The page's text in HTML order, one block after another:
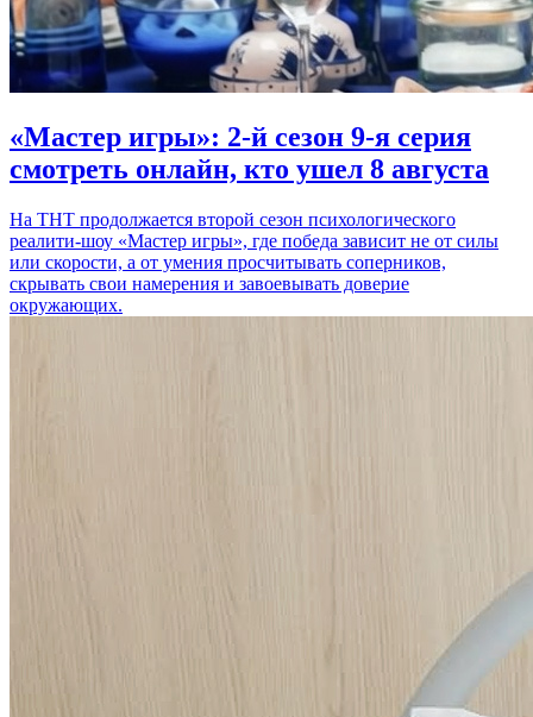
«Мастер игры»: 2-й сезон 9-я серия
смотреть онлайн, кто ушел 8 августа
На ТНТ продолжается второй сезон психологического
реалити-шоу «Мастер игры», где победа зависит не от силы
или скорости, а от умения просчитывать соперников,
скрывать свои намерения и завоевывать доверие
окружающих.